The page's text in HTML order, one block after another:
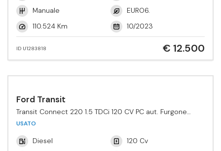
Manuale
EURO6.
110.524 Km
10/2023
ID U1283818 € 12.500
Ford Transit
Transit Connect 220 1.5 TDCi 120 CV PC aut. Furgone
Active
USATO
Diesel
120 Cv